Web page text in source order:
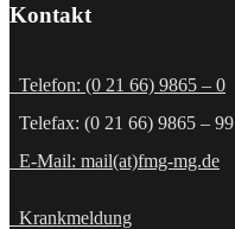
Kontakt
Telefon: (0 21 66) 9865 – 0
Telefax: (0 21 66) 9865 – 99
E-Mail: mail(at)fmg-mg.de
Krankmeldung